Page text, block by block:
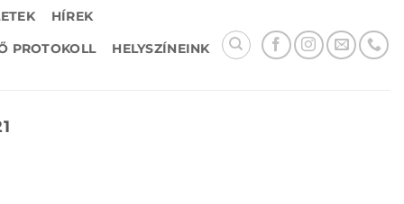
HÍREK
PROTOKOLL
HELYSZÍNEINK